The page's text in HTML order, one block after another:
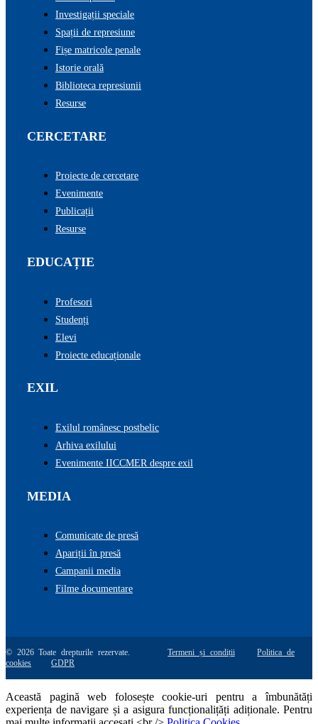
Investigații speciale
Spații de represiune
Fișe matricole penale
Istorie orală
Biblioteca represiunii
Resurse
CERCETARE
Proiecte de cercetare
Evenimente
Publicații
Resurse
EDUCAȚIE
Profesori
Studenți
Elevi
Proiecte educaționale
EXIL
Exilul românesc postbelic
Arhiva exilului
Evenimente IICCMER despre exil
MEDIA
Comunicate de presă
Apariții în presă
Campanii media
Filme documentare
© 2026 Toate drepturile rezervate.Termeni și condiții
Politica de
cookies
GDPR
Această pagină web folosește cookie-uri pentru a îmbunătăți
experiența de navigare și a asigura funcționalițăți adiționale. Pentru